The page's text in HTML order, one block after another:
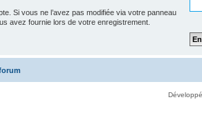
Si vous ne l’avez pas modifiée via votre panneau
avez fournie lors de votre enregistrement.